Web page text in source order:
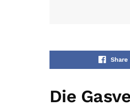
Share
Die